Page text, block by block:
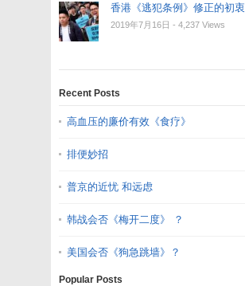
香港《逃犯条例》修正的初衷
2019年7月16日 - 4,237 Views
Recent Posts
高血压的廉价有效《食疗》
排便妙招
普京的近忧 和远虑
韩战会否《梅开二度》 ？
美国会否《狗急跳墙》？
Popular Posts